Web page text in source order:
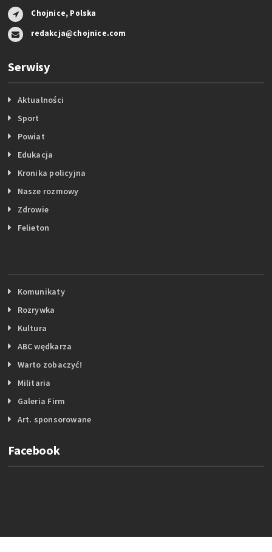
Chojnice, Polska
redakcja@chojnice.com
Serwisy
Aktualności
Sport
Powiat
Edukacja
Kronika policyjna
Nasze rozmowy
Zdrowie
Felieton
Komunikaty
Rozrywka
Kultura
ABC wędkarza
Warto zobaczyć!
Militaria
Galeria Firm
Art. sponsorowane
Facebook